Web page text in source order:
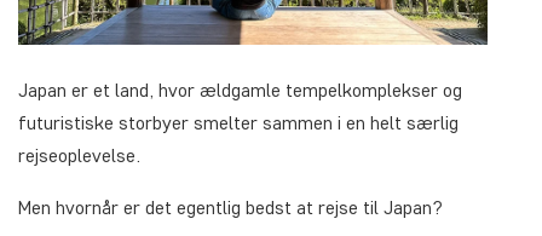
Japan er et land, hvor ældgamle tempelkomplekser og
futuristiske storbyer smelter sammen i en helt særlig
rejseoplevelse.
Men hvornår er det egentlig bedst at rejse til Japan?